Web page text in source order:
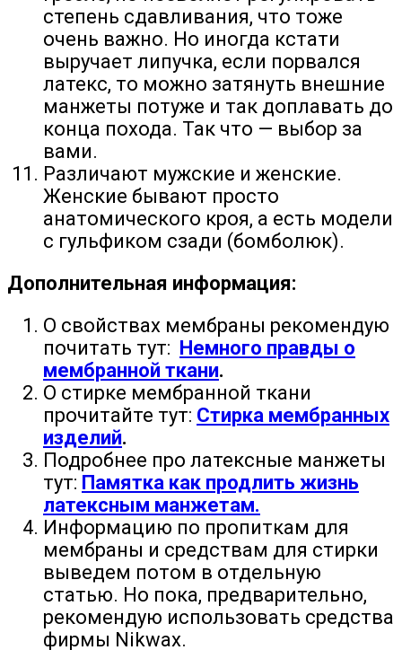
степень сдавливания, что тоже
очень важно. Но иногда кстати
выручает липучка, если порвался
латекс, то можно затянуть внешние
манжеты потуже и так доплавать до
конца похода. Так что — выбор за
вами.
Различают мужские и женские.
Женские бывают просто
анатомического кроя, а есть модели
с гульфиком сзади (бомболюк).
Дополнительная информация:
О свойствах мембраны рекомендую
почитать тут: Немного правды о
мембранной ткани.
О стирке мембранной ткани
прочитайте тут: Стирка мембранных
изделий.
Подробнее про латексные манжеты
тут: Памятка как продлить жизнь
латексным манжетам.
Информацию по пропиткам для
мембраны и средствам для стирки
выведем потом в отдельную
статью. Но пока, предварительно,
рекомендую использовать средства
фирмы Nikwax.